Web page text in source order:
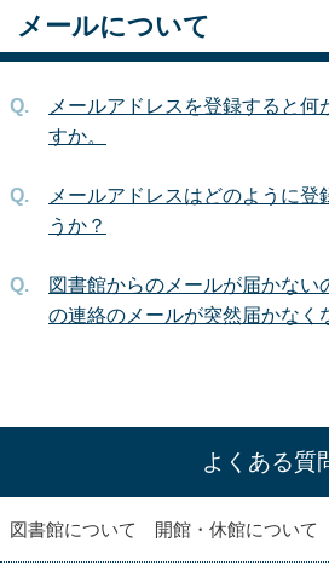
メールについて
メールアドレスを登録すると何
すか。
メールアドレスはどのように登
うか？
図書館からのメールが届かない
の連絡のメールが突然届かなく
よくある質
図書館について 開館・休館について